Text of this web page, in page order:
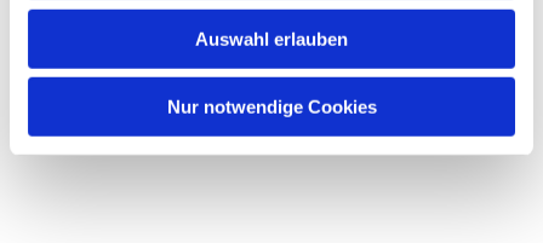
Auswahl erlauben
Nur notwendige Cookies